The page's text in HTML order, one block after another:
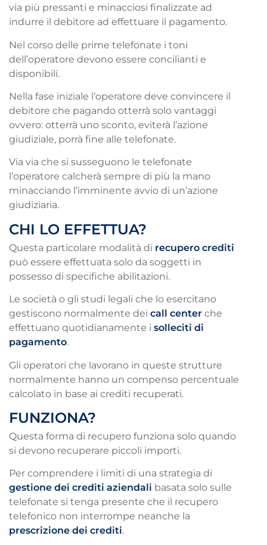
via più pressanti e minacciosi finalizzate ad
indurre il debitore ad effettuare il pagamento.
Nel corso delle prime telefonate i toni
dell’operatore devono essere concilianti e
disponibili.
Nella fase iniziale l’operatore deve convincere il
debitore che pagando otterrà solo vantaggi
ovvero: otterrà uno sconto, eviterà l’azione
giudiziale, porrà fine alle telefonate.
Via via che si susseguono le telefonate
l’operatore calcherà sempre di più la mano
minacciando l’imminente avvio di un’azione
giudiziaria.
CHI LO EFFETTUA?
Questa particolare modalità di recupero crediti
può essere effettuata solo da soggetti in
possesso di specifiche abilitazioni.
Le società o gli studi legali che lo esercitano
gestiscono normalmente dei call center che
effettuano quotidianamente i solleciti di
pagamento.
Gli operatori che lavorano in queste strutture
normalmente hanno un compenso percentuale
calcolato in base ai crediti recuperati.
FUNZIONA?
Questa forma di recupero funziona solo quando
si devono recuperare piccoli importi.
Per comprendere i limiti di una strategia di
gestione dei crediti aziendali basata solo sulle
telefonate si tenga presente che il recupero
telefonico non interrompe neanche la
prescrizione dei crediti.